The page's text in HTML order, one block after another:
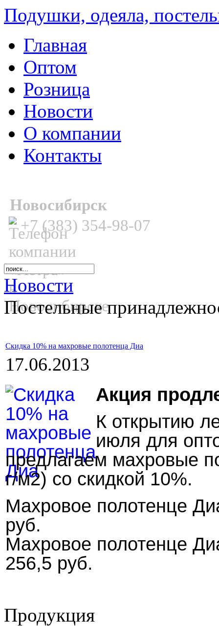
Подушки, одеяла,
Главная
Оптом
Розница
Новости
О компании
Контакты
Новосибирск
+7 (383) 354-98-07
Новости
Постельные
Скидка 10% на махровые полотенца Диа
17.06.2013
Акция
К открытию
июля для
предлагаем махровые
г/м2) со скидкой 10%.
Махровое полотенце
руб.
Махровое полотенце
256,5 руб.
Продукция